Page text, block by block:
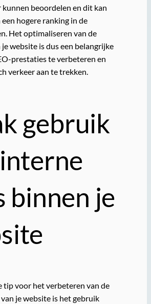
beoordelen en dit kan
hogere ranking in de
Het optimaliseren van de
website is dus een belangrijke
prestaties te verbeteren en
verkeer aan te trekken.
gebruik
binnen je
tip voor het verbeteren van de
je website is het gebruik